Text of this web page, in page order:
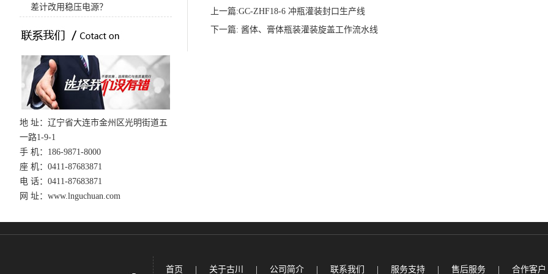
差计改用稳压电源？
地 址：辽宁省大连市金州区光明街道五
一路1-9-1
手 机：186-9871-8000
座 机：0411-87683871
电 话：0411-87683871
网 址：www.lnguchuan.com
上一篇:GC-ZHF18-6 冲瓶灌装封口生产线
下一篇: 酱体、膏体瓶装灌装旋盖工作流水线
首页 关于古川 公司简介 联系我们 服务支持 售后服务 合作客户